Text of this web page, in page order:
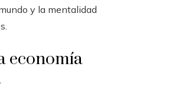
y la mentalidad
economía